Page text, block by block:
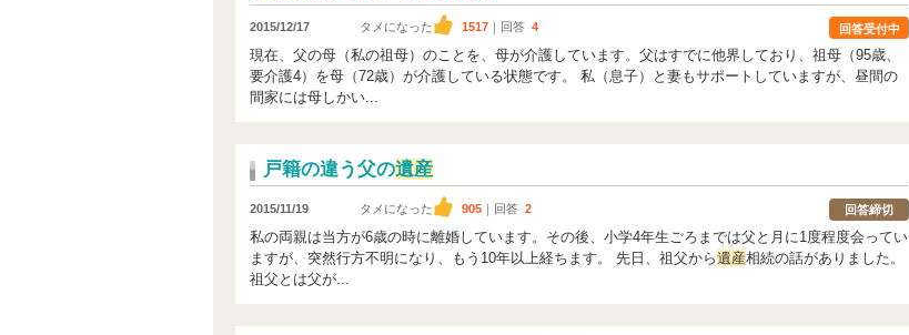
2015/12/17 タメになった 1517 ｜回答 4 回答受付中
現在、父の母（私の祖母）のことを、母が介護しています。父はすでに他界しており、祖母（95歳、
要介護4）を母（72歳）が介護している状態です。 私（息子）と妻もサポートしていますが、昼間の
間家には母しかい...
戸籍の違う父の遺産
2015/11/19 タメになった 905 ｜回答 2 回答締切
私の両親は当方が6歳の時に離婚しています。その後、小学4年生ごろまでは父と月に1度程度会ってい
ますが、突然行方不明になり、もう10年以上経ちます。 先日、祖父から遺産相続の話がありました。
祖父とは父が...